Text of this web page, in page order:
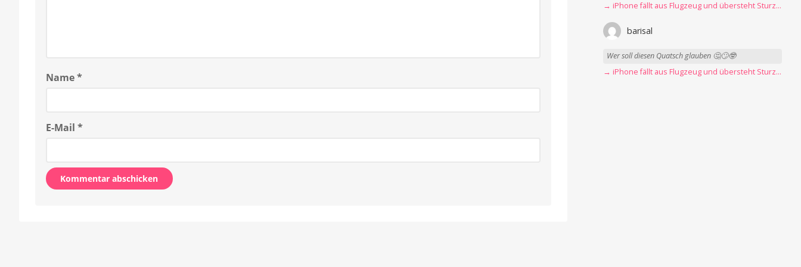
Name*
E-Mail *
→ iPhone fällt aus Flugzeug und übersteht Sturz unbeschadet
barisal
Wer soll diesen Quatsch glauben 🤔🙄🤓
→ iPhone fällt aus Flugzeug und übersteht Sturz unbeschadet